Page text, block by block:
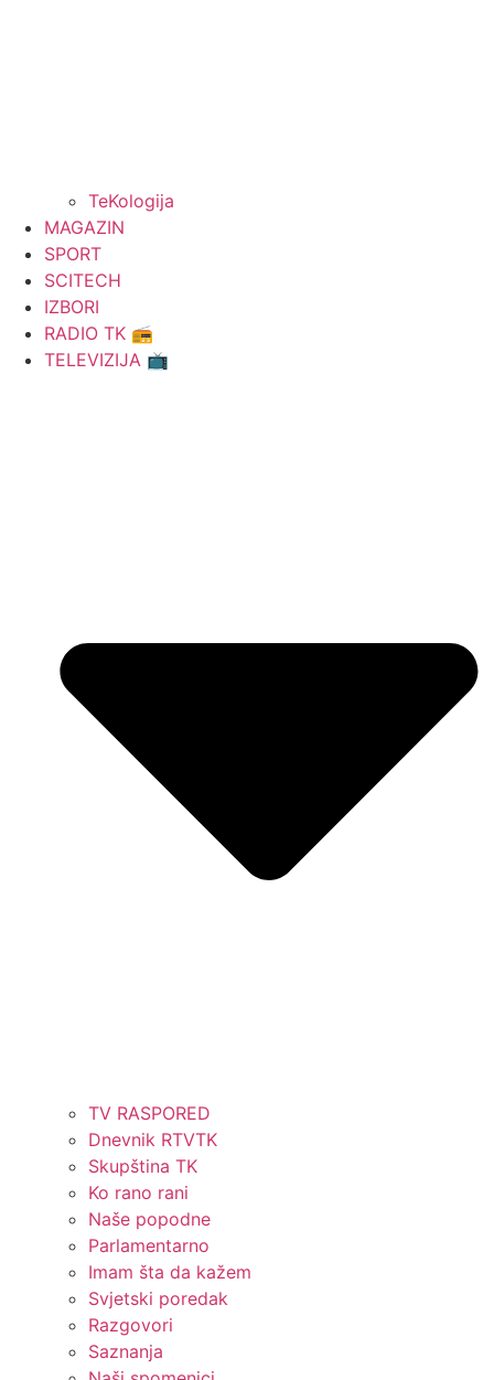
TeKologija
MAGAZIN
SPORT
SCITECH
IZBORI
RADIO TK 📻
TELEVIZIJA 📺
TV RASPORED
Dnevnik RTVTK
Skupština TK
Ko rano rani
Naše popodne
Parlamentarno
Imam šta da kažem
Svjetski poredak
Razgovori
Saznanja